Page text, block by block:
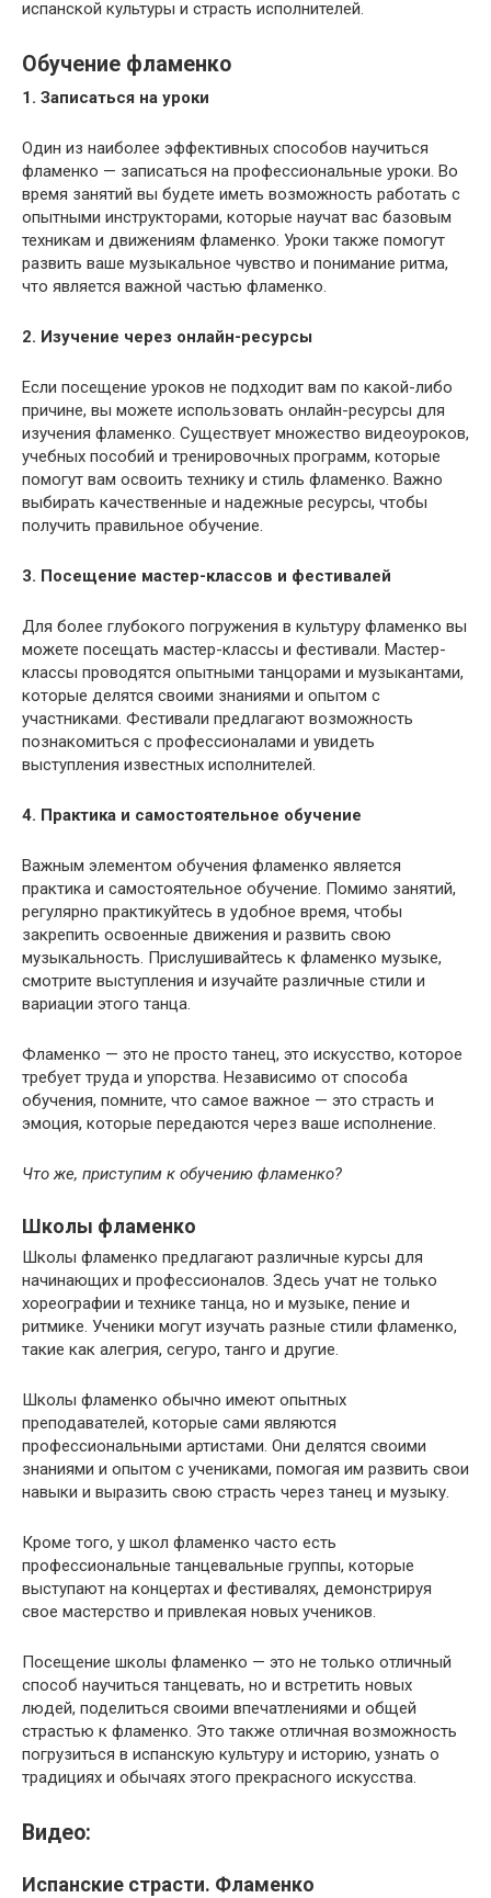
испанской культуры и страсть исполнителей.
Обучение фламенко
1. Записаться на уроки
Один из наиболее эффективных способов научиться
фламенко — записаться на профессиональные уроки. Во
время занятий вы будете иметь возможность работать с
опытными инструкторами, которые научат вас базовым
техникам и движениям фламенко. Уроки также помогут
развить ваше музыкальное чувство и понимание ритма,
что является важной частью фламенко.
2. Изучение через онлайн-ресурсы
Если посещение уроков не подходит вам по какой-либо
причине, вы можете использовать онлайн-ресурсы для
изучения фламенко. Существует множество видеоуроков,
учебных пособий и тренировочных программ, которые
помогут вам освоить технику и стиль фламенко. Важно
выбирать качественные и надежные ресурсы, чтобы
получить правильное обучение.
3. Посещение мастер-классов и фестивалей
Для более глубокого погружения в культуру фламенко вы
можете посещать мастер-классы и фестивали. Мастер-
классы проводятся опытными танцорами и музыкантами,
которые делятся своими знаниями и опытом с
участниками. Фестивали предлагают возможность
познакомиться с профессионалами и увидеть
выступления известных исполнителей.
4. Практика и самостоятельное обучение
Важным элементом обучения фламенко является
практика и самостоятельное обучение. Помимо занятий,
регулярно практикуйтесь в удобное время, чтобы
закрепить освоенные движения и развить свою
музыкальность. Прислушивайтесь к фламенко музыке,
смотрите выступления и изучайте различные стили и
вариации этого танца.
Фламенко — это не просто танец, это искусство, которое
требует труда и упорства. Независимо от способа
обучения, помните, что самое важное — это страсть и
эмоция, которые передаются через ваше исполнение.
Что же, приступим к обучению фламенко?
Школы фламенко
Школы фламенко предлагают различные курсы для
начинающих и профессионалов. Здесь учат не только
хореографии и технике танца, но и музыке, пение и
ритмике. Ученики могут изучать разные стили фламенко,
такие как алегрия, сегуро, танго и другие.
Школы фламенко обычно имеют опытных
преподавателей, которые сами являются
профессиональными артистами. Они делятся своими
знаниями и опытом с учениками, помогая им развить свои
навыки и выразить свою страсть через танец и музыку.
Кроме того, у школ фламенко часто есть
профессиональные танцевальные группы, которые
выступают на концертах и фестивалях, демонстрируя
свое мастерство и привлекая новых учеников.
Посещение школы фламенко — это не только отличный
способ научиться танцевать, но и встретить новых
людей, поделиться своими впечатлениями и общей
страстью к фламенко. Это также отличная возможность
погрузиться в испанскую культуру и историю, узнать о
традициях и обычаях этого прекрасного искусства.
Видео:
Испанские страсти. Фламенко